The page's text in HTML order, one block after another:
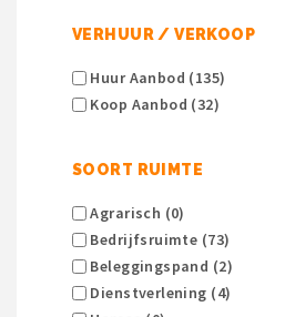
VERHUUR / VERKOOP
Huur Aanbod (135)
Koop Aanbod (32)
SOORT RUIMTE
Agrarisch (0)
Bedrijfsruimte (73)
Beleggingspand (2)
Dienstverlening (4)